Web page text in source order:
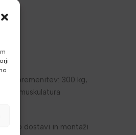
obremenitev: 300 kg,
muskulatura
o dostavi in montaži